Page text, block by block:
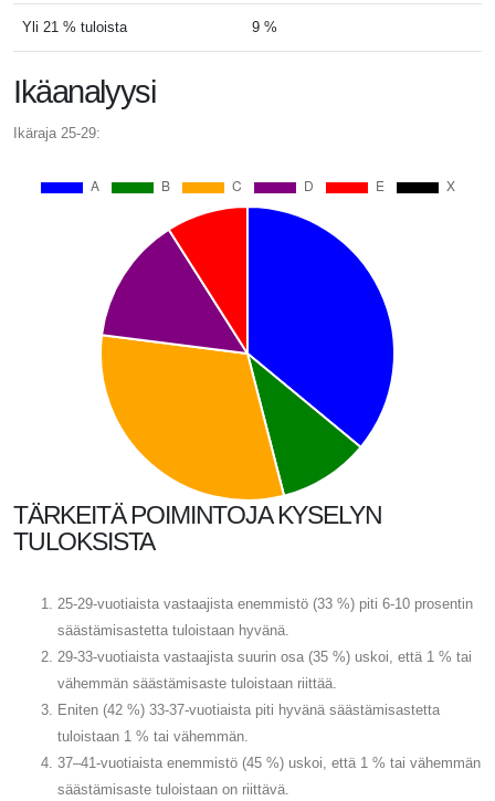
Yli 21 % tuloista 9 %
Ikäanalyysi
Ikäraja 25-29:
TÄRKEITÄ POIMINTOJA KYSELYN
TULOKSISTA
25-29-vuotiaista vastaajista enemmistö (33 %) piti 6-10 prosentin
säästämisastetta tuloistaan ​​hyvänä.
29-33-vuotiaista vastaajista suurin osa (35 %) uskoi, että 1 % tai
vähemmän säästämisaste tuloistaan ​​riittää.
Eniten (42 %) 33-37-vuotiaista piti hyvänä säästämisastetta
tuloistaan ​​1 % tai vähemmän.
37–41-vuotiaista enemmistö (45 %) uskoi, että 1 % tai vähemmän
säästämisaste tuloistaan ​​on riittävä.